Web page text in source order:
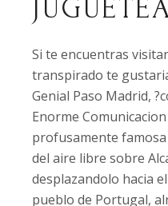
Si te encuentras
transpirado te
Genial Paso Madrid,
Enorme
profusamente
del aire libre sobre
desplazandolo hacia
pueblo de Portugal,